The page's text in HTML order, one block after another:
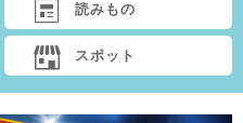
読みもの
スポット